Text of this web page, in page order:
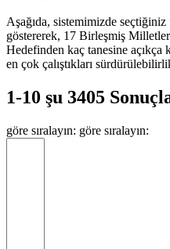
Aşağıda, sistemimizde
göstererek, 17 Birleşmiş
Hedefinden kaç tanesine açıkça
en çok çalıştıkları
1-10 şu 3405
göre sıralayın: göre sıralayın: